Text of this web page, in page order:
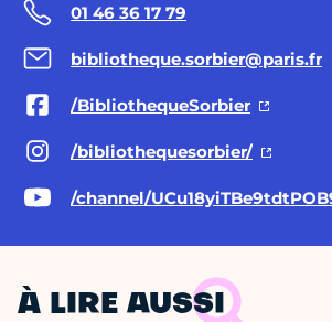
01 46 36 17 79
bibliotheque.sorbier@paris.fr
/BibliothequeSorbier
/bibliothequesorbier/
/channel/
À LIRE AUSSI